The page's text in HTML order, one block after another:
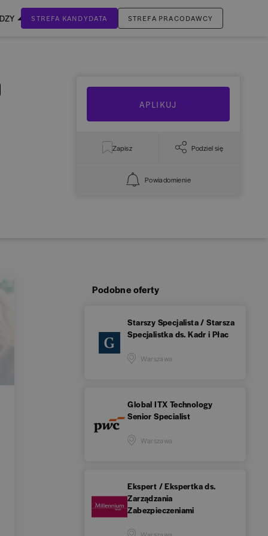
STREFA KANDYDATA STREFA PRACODAWCY
APLIKUJ
Zapisz Podziel się
Powiadomienie
Podobne oferty
Starszy Specjalista / Starsza
Specjalistka ds. Kadr i Płac
Warszawa
Global ITX Technology
Senior Specialist
Warszawa
Ekspert / Ekspertka ds.
Zarządzania
Zabezpieczeniami